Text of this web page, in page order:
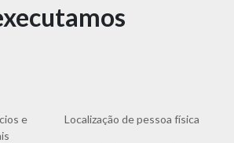
e
Localização de pessoa física